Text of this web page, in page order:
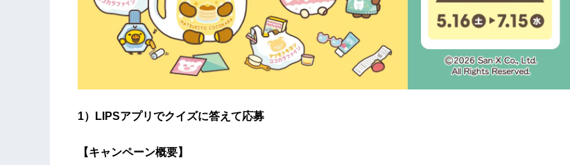
1）LIPSアプリでクイズに答えて応募
【キャンペーン概要】